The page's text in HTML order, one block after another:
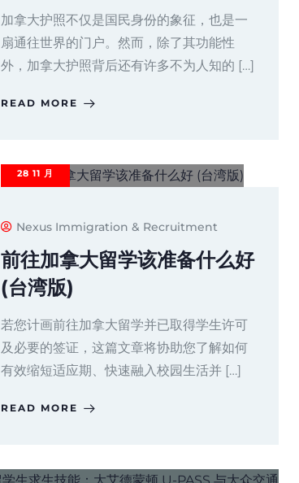
加拿大护照不仅是国民身份的象征，也是一
扇通往世界的门户。然而，除了其功能性
外，加拿大护照背后还有许多不为人知的 […]
READ MORE
28 11 月
Nexus Immigration & Recruitment
前往加拿大留学该准备什么好
(台湾版)
若您计画前往加拿大留学并已取得学生许可
及必要的签证，这篇文章将协助您了解如何
有效缩短适应期、快速融入校园生活并 […]
READ MORE